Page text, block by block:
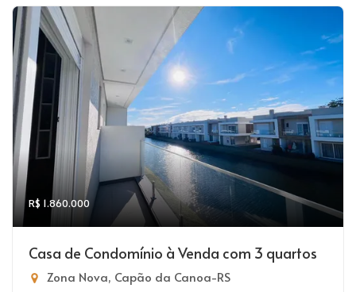
R$ 1.860.000
Casa de Condomínio à Venda com 3 quartos
Zona Nova, Capão da Canoa-RS